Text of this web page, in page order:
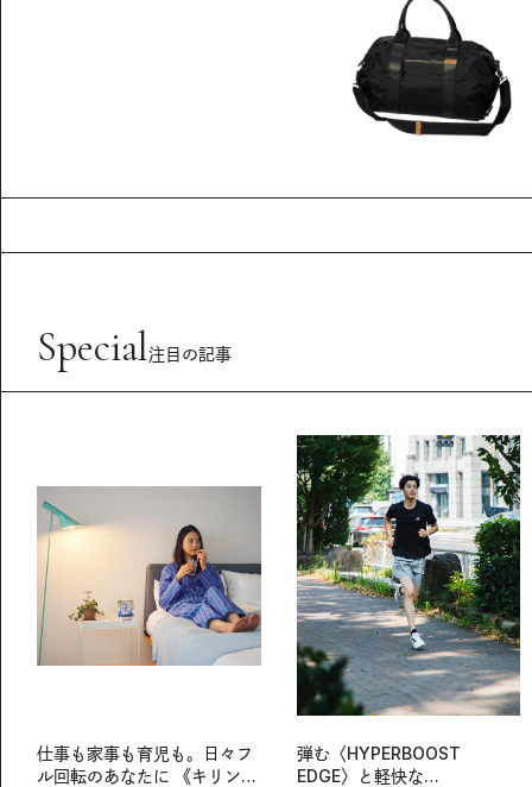
Special注目の記事
仕事も家事も育児も。日々フ
ル回転のあなたに 《キリン
弾む〈HYPERBOOST
EDGE〉と軽快な